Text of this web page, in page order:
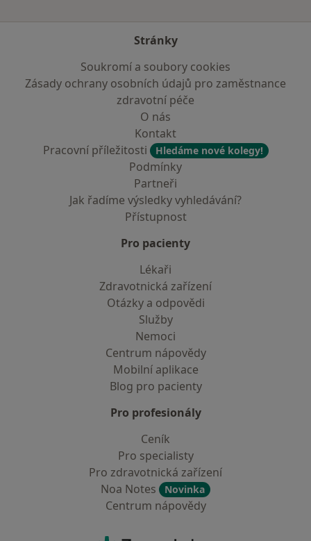
Stránky
Soukromí a soubory cookies
Zásady ochrany osobních údajů pro zaměstnance
zdravotní péče
O nás
Kontakt
Pracovní příležitosti
Hledáme nové kolegy!
Podmínky
Partneři
Jak řadíme výsledky vyhledávání?
Přístupnost
Pro pacienty
Lékaři
Zdravotnická zařízení
Otázky a odpovědi
Služby
Nemoci
Centrum nápovědy
Mobilní aplikace
Blog pro pacienty
Pro profesionály
Ceník
Pro specialisty
Pro zdravotnická zařízení
Noa Notes
Novinka
Centrum nápovědy